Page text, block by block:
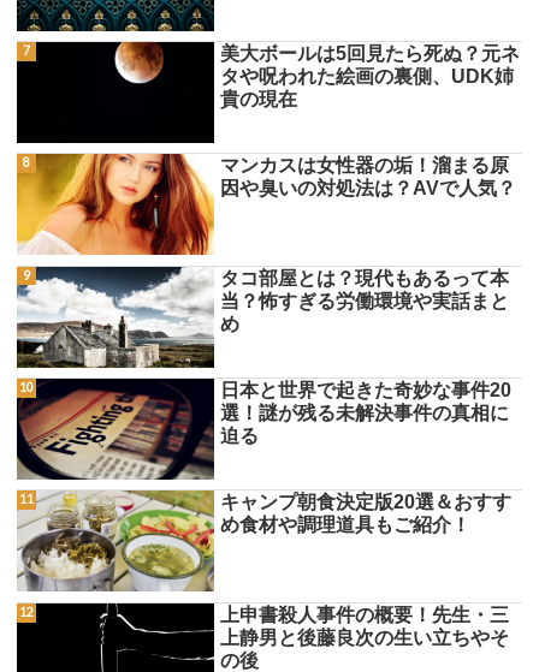
美大ボールは5回見たら死ぬ？元ネ
タや呪われた絵画の裏側、UDK姉
貴の現在
マンカスは女性器の垢！溜まる原
因や臭いの対処法は？AVで人気？
タコ部屋とは？現代もあるって本
当？怖すぎる労働環境や実話まと
め
日本と世界で起きた奇妙な事件20
選！謎が残る未解決事件の真相に
迫る
キャンプ朝食決定版20選＆おすす
め食材や調理道具もご紹介！
上申書殺人事件の概要！先生・三
上静男と後藤良次の生い立ちやそ
の後